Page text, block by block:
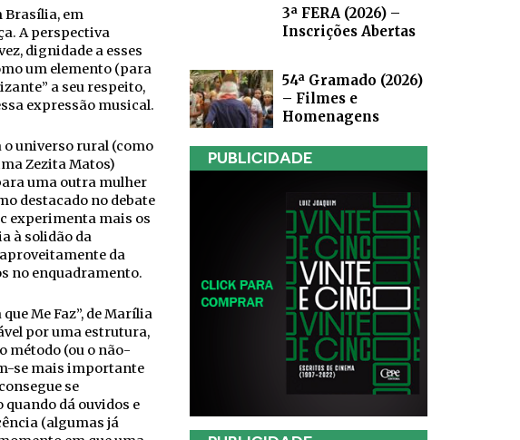
Brasília, em
A perspectiva
dignidade a esses
um elemento (para
a seu respeito,
expressão musical.
o universo rural (como
Zezita Matos)
uma outra mulher
destacado no debate
experimenta mais os
à solidão da
da
no enquadramento.
Me Faz”, de Marília
por uma estrutura,
método (ou o não-
se mais importante
se
dá ouvidos e
(algumas já
3ª FERA (2026) –
Inscrições Abertas
54ª Gramado (2026)
– Filmes e
Homenagens
PUBLICIDADE